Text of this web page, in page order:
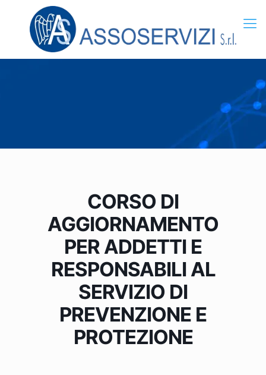
CORSO DI
AGGIORNAMENTO
PER ADDETTI E
RESPONSABILI AL
SERVIZIO DI
PREVENZIONE E
PROTEZIONE